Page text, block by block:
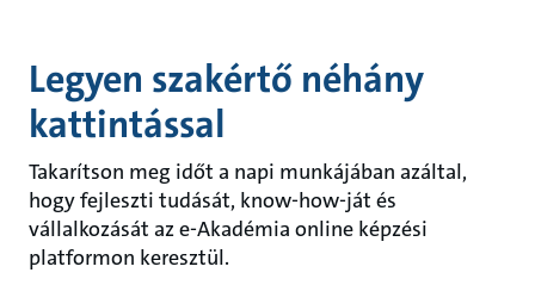
Legyen szakértő néhány
kattintással
Takarítson meg időt a napi munkájában azáltal,
hogy fejleszti tudását, know-how-ját és
vállalkozását az e-Akadémia online képzési
platformon keresztül.